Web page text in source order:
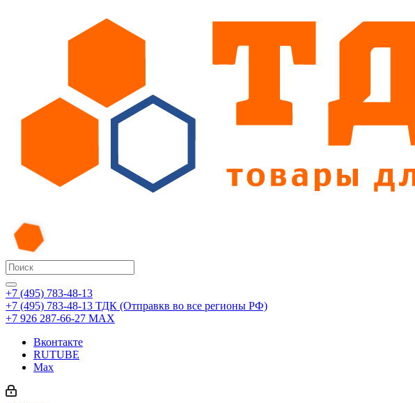
+7 (495) 783-48-13
+7 (495) 783-48-13 ТДК (Отправкв во все регионы РФ)
+7 926 287-66-27 МАХ
Вконтакте
RUTUBE
Max